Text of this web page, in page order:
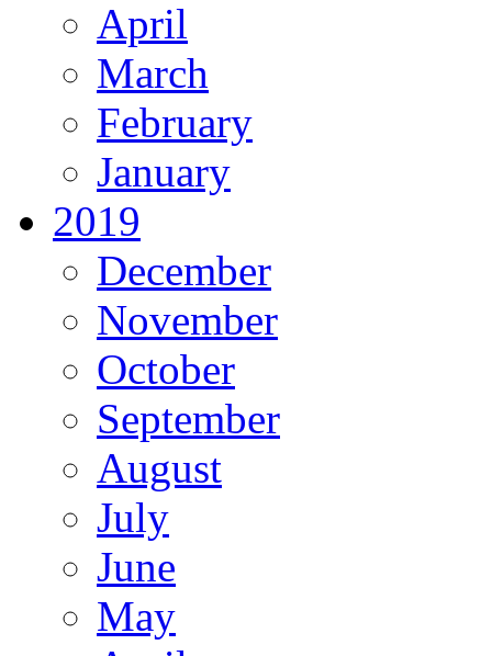
April
March
February
January
2019
December
November
October
September
August
July
June
May